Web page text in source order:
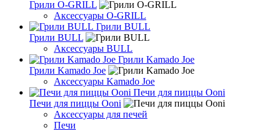
Грили O-GRILL
Аксессуары O-GRILL
Грили BULL
Грили BULL
Аксессуары BULL
Грили Kamado Joe
Грили Kamado Joe
Аксессуары Kamado Joe
Печи для пиццы Ooni
Печи для пиццы Ooni
Аксессуары для печей
Печи